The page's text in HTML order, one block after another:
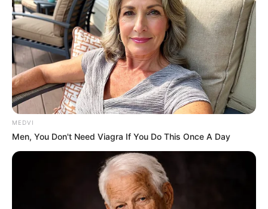
ΤΑΥΤΟΤΗΤΑ ΚΑΙ ΕΠΙΚΟΙΝΩΝΙΑ
MEDVI
Men, You Don't Need Viagra If You Do This Once A Day